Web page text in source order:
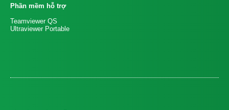
Phần mềm hỗ trợ
Teamviewer QS
Ultraviewer Portable